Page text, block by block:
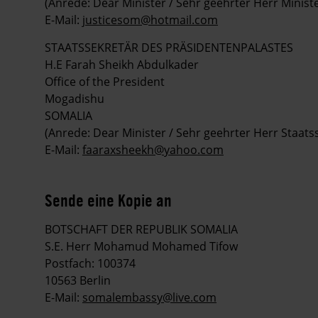
E-Mail: justicesom@hotmail.com
STAATSSEKRETÄR DES PRÄSIDENTENPALASTES
H.E Farah Sheikh Abdulkader
Office of the President
Mogadishu
SOMALIA
(Anrede: Dear Minister / Sehr geehrter Herr
E-Mail: faaraxsheekh@yahoo.com
Sende eine Kopie an
BOTSCHAFT DER REPUBLIK SOMALIA
S.E. Herr Mohamud Mohamed Tifow
Postfach: 100374
10563 Berlin
E-Mail: somalembassy@live.com